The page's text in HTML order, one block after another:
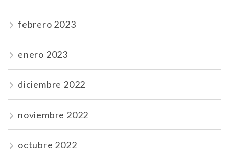
febrero 2023
enero 2023
diciembre 2022
noviembre 2022
octubre 2022